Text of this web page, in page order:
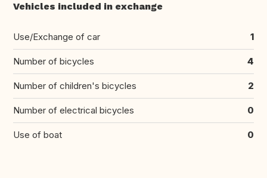
Vehicles included in exchange
Use/Exchange of car 1
Number of bicycles 4
Number of children's bicycles 2
Number of electrical bicycles 0
Use of boat 0